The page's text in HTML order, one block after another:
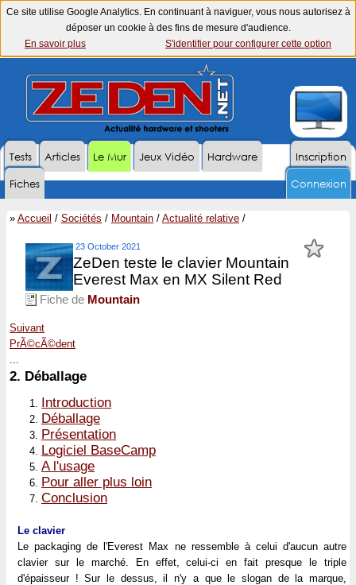
Ce site utilise Google Analytics. En continuant à naviguer, vous nous autorisez à
déposer un cookie à des fins de mesure d'audience.
En savoir plus
S'identifier pour configurer cette option
Inscription
Tests Articles Le Mur Jeux Vidéo
Hardware
Fiches
Connexion
» Accueil / Sociétés / Mountain / Actualité relative /
23 October 2021
ZeDen teste le clavier Mountain
Everest Max en MX Silent Red
Fiche de Mountain
Suivant
PrÃ©cÃ©dent
...
2. Déballage
Introduction
Déballage
Présentation
Logiciel BaseCamp
A l'usage
Pour aller plus loin
Conclusion
Le clavier
Le packaging de l'Everest Max ne ressemble à celui d'aucun autre
clavier sur le marché. En effet, celui-ci en fait presque le triple
d'épaisseur ! Sur le dessus, il n'y a que le slogan de la marque,